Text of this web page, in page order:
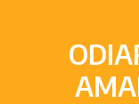
LA NOTA